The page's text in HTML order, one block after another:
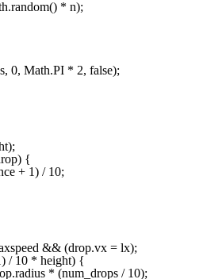
* n);
0, Math.PI * 2, false);
{
+ 1) / 10;
&& (drop.vx = lx);
/ 10 * height) {
* (num_drops / 10);